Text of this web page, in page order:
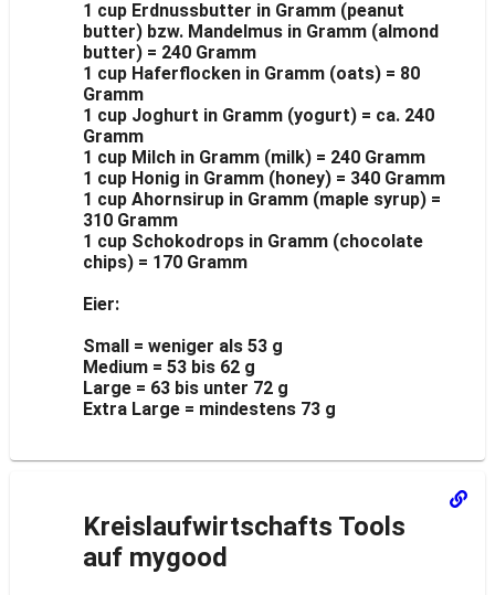
1 cup Erdnussbutter in Gramm (peanut
butter) bzw. Mandelmus in Gramm (almond
butter) = 240 Gramm
1 cup Haferflocken in Gramm (oats) = 80
Gramm
1 cup Joghurt in Gramm (yogurt) = ca. 240
Gramm
1 cup Milch in Gramm (milk) = 240 Gramm
1 cup Honig in Gramm (honey) = 340 Gramm
1 cup Ahornsirup in Gramm (maple syrup) =
310 Gramm
1 cup Schokodrops in Gramm (chocolate
chips) = 170 Gramm
Eier:
Small = weniger als 53 g
Medium = 53 bis 62 g
Large = 63 bis unter 72 g
Extra Large = mindestens 73 g
Kreislaufwirtschafts Tools
auf mygood